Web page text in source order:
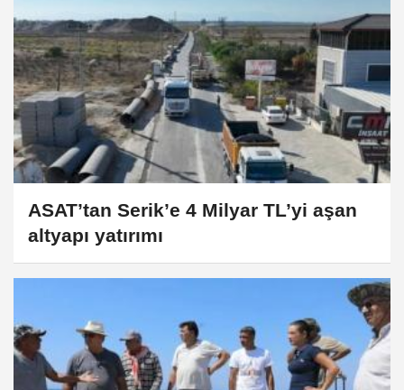
ASAT’tan Serik’e 4 Milyar TL’yi aşan
altyapı yatırımı